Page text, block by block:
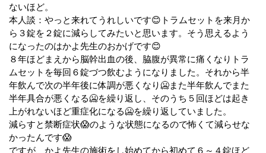
ないほど。
本人談：やっと来れてうれしいです😊トラムセットを来月か
ら３錠を２錠に減らしてみたいと思います。そう思えるよう
になったのはかよ先生のおかげです😊
８年ほどまえから脳幹出血の後、脇腹が異常に痛くなりトラ
ムセットを毎回６錠づつ飲むようになりました。それから半
年飲んで次の半年後に体調が悪くなり🥶また半年飲んでまた
半年具合が悪くなる🥶を繰り返し、そのうち５回ほどは起き
上がれないほど重症化になる🥶を繰り返していました。
減らすと禁断症状😱のような状態になるので怖くて減らせな
かったんです😱
ですが、かよ先生の施術をし始めてから初めて６～４錠ほど